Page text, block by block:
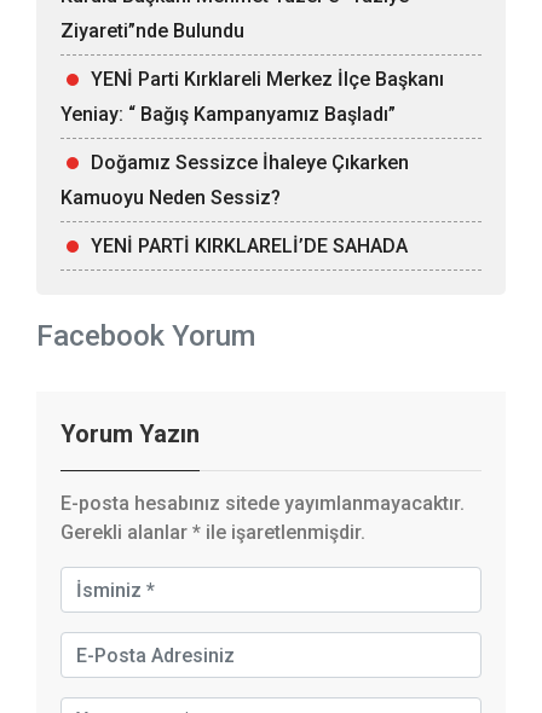
Ziyareti”nde Bulundu
YENİ Parti Kırklareli Merkez İlçe Başkanı
Yeniay: “ Bağış Kampanyamız Başladı”
Doğamız Sessizce İhaleye Çıkarken
Kamuoyu Neden Sessiz?
YENİ PARTİ KIRKLARELİ’DE SAHADA
Facebook Yorum
Yorum Yazın
E-posta hesabınız sitede yayımlanmayacaktır.
Gerekli alanlar * ile işaretlenmişdir.